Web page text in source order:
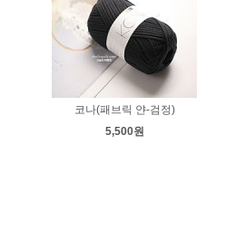
코나(패브릭 얀-검정)
5,500원